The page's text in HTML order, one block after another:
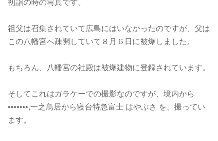
初詣の時の写真です。
祖父は召集されていて広島にはいなかったのですが、父は
この八幡宮へ疎開していて８月６日に被爆しました。
もちろん、八幡宮の社殿は被爆建物に登録されています。
そしてこれはガラケーでの撮影なのですが、境内から
•••••••,一之鳥居から寝台特急富士 はやぶさ を、撮ってい
ます。